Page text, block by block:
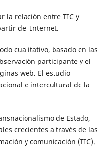
la relación entre TIC y
del Internet.
cualitativo, basado en las
participante y el
web. El estudio
e intercultural de la
de Estado,
crecientes a través de las
y comunicación (TIC).